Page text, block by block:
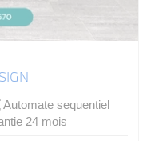
Automate sequentiel
24 mois